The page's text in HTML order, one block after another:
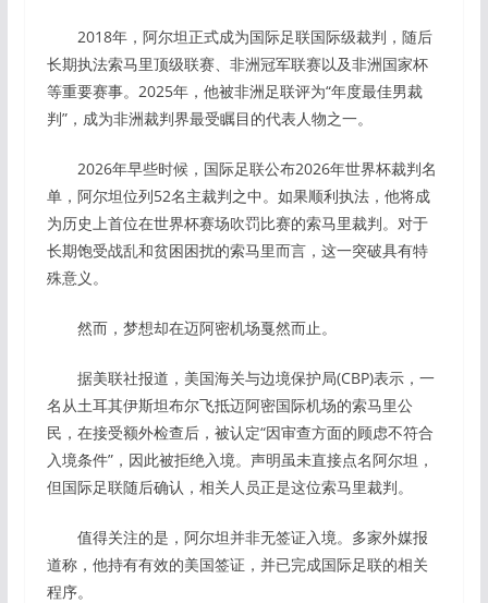
2018年，阿尔坦正式成为国际足联国际级裁判，随后
长期执法索马里顶级联赛、非洲冠军联赛以及非洲国家杯
等重要赛事。2025年，他被非洲足联评为“年度最佳男裁
判”，成为非洲裁判界最受瞩目的代表人物之一。
2026年早些时候，国际足联公布2026年世界杯裁判名
单，阿尔坦位列52名主裁判之中。如果顺利执法，他将成
为历史上首位在世界杯赛场吹罚比赛的索马里裁判。对于
长期饱受战乱和贫困困扰的索马里而言，这一突破具有特
殊意义。
然而，梦想却在迈阿密机场戛然而止。
据美联社报道，美国海关与边境保护局(CBP)表示，一
名从土耳其伊斯坦布尔飞抵迈阿密国际机场的索马里公
民，在接受额外检查后，被认定“因审查方面的顾虑不符合
入境条件”，因此被拒绝入境。声明虽未直接点名阿尔坦，
但国际足联随后确认，相关人员正是这位索马里裁判。
值得关注的是，阿尔坦并非无签证入境。多家外媒报
道称，他持有有效的美国签证，并已完成国际足联的相关
程序。